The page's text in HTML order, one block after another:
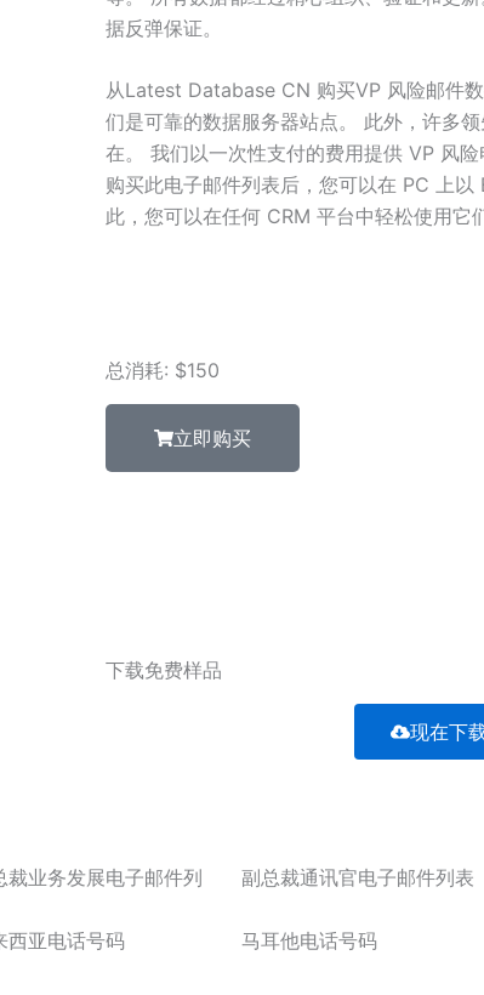
据反弹保证。
从Latest Database CN 购买VP 风险邮件
们是可靠的数据服务器站点。 此外，许多
在。 我们以一次性支付的费用提供 VP 风险
购买此电子邮件列表后，您可以在 PC 上
此，您可以在任何 CRM 平台中轻松使用它们
总消耗: $150
立即购买
下载免费样品
现在下
裁业务发展电子邮件列
副总裁通讯官电子邮件列表
西亚电话号码 马耳他电话号码